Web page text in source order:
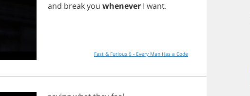
and breakyou whenever I want.
Fast & Furious 6 - Every Man Has a Code